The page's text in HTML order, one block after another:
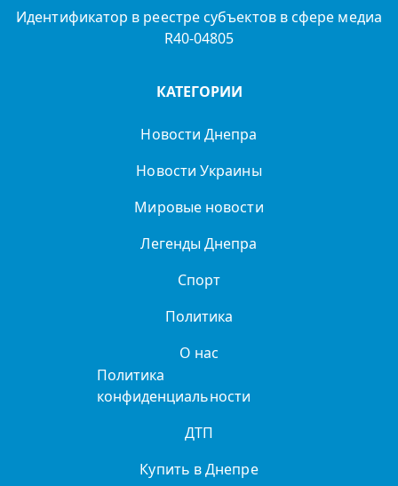
Идентификатор в реестре субъектов в сфере медиа
R40-04805
КАТЕГОРИИ
Новости Днепра
Новости Украины
Мировые новости
Легенды Днепра
Спорт
Политика
О нас
Политика
конфиденциальности
ДТП
Купить в Днепре